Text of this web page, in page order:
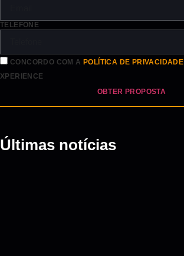
TELEFONE
CONCORDO COM APOLÍTICA DE PRIVACIDADE
XPERIENCE
OBTER PROPOSTA
Últimas notícias